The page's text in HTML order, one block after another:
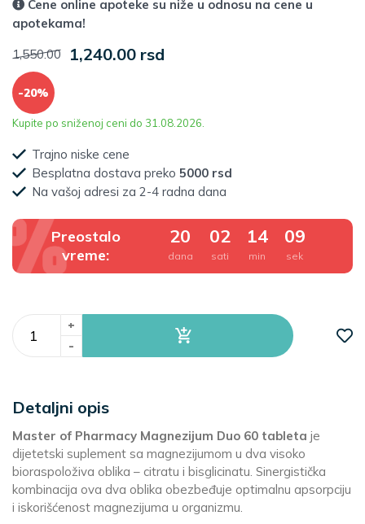
Cene online apoteke su niže u odnosu na cene u
apotekama!
1,550.00
1,240.00 rsd
-20%
Kupite po sniženoj ceni do 31.08.2026.
Trajno niske cene
Besplatna dostava preko 5000 rsd
Na vašoj adresi za 2-4 radna dana
Preostalo
vreme:
20
dana
02
sati
14
min
08
sek
+
-
Detaljni opis
Master of Pharmacy Magnezijum Duo 60 tableta je
dijetetski suplement sa magnezijumom u dva visoko
bioraspoloživa oblika – citratu i bisglicinatu. Sinergistička
kombinacija ova dva oblika obezbeđuje optimalnu apsorpciju
i iskorišćenost magnezijuma u organizmu.